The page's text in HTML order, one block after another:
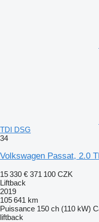
TDI DSG
34
Volkswagen Passat, 2.0
15 330 € 371 100 CZK
Liftback
2019
105 641 km
Puissance 150 ch (110 kW)
liftback